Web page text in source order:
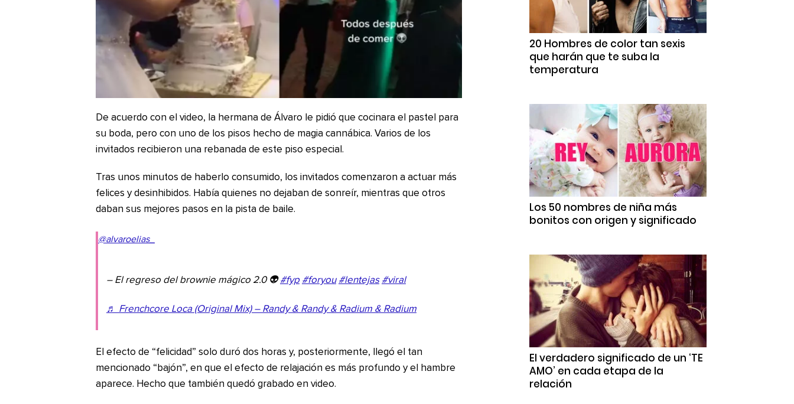
De acuerdo con el video, la hermana de Álvaro le pidió que cocinara el pastel para
su boda, pero con uno de los pisos hecho de magia cannábica. Varios de los
invitados recibieron una rebanada de este piso especial.
Tras unos minutos de haberlo consumido, los invitados comenzaron a actuar más
felices y desinhibidos. Había quienes no dejaban de sonreír, mientras que otros
daban sus mejores pasos en la pista de baile.
@alvaroelias_
– El regreso del brownie mágico 2.0 👽#fyp #foryou #lentejas #viral
♬ Frenchcore Loca (Original Mix) – Randy & Randy & Radium & Radium
El efecto de “felicidad” solo duró dos horas y, posteriormente, llegó el tan
mencionado “bajón”, en que el efecto de relajación es más profundo y el hambre
aparece. Hecho que también quedó grabado en video.
20 Hombres de color tan sexis
que harán que te suba la
temperatura
Los 50 nombres de niña más
bonitos con origen y significado
El verdadero significado de un ‘TE
AMO’ en cada etapa de la
relación